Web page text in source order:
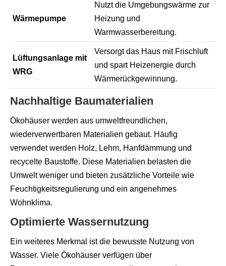
Wärmepumpe
Nutzt die Umgebungswärme zur
Heizung und
Warmwasserbereitung.
Lüftungsanlage mit
WRG
Versorgt das Haus mit Frischluft
und spart Heizenergie durch
Wärmerückgewinnung.
Nachhaltige Baumaterialien
Ökohäuser werden aus umweltfreundlichen,
wiederverwertbaren Materialien gebaut. Häufig
verwendet werden Holz, Lehm, Hanfdämmung und
recycelte Baustoffe. Diese Materialien belasten die
Umwelt weniger und bieten zusätzliche Vorteile wie
Feuchtigkeitsregulierung und ein angenehmes
Wohnklima.
Optimierte Wassernutzung
Ein weiteres Merkmal ist die bewusste Nutzung von
Wasser. Viele Ökohäuser verfügen über